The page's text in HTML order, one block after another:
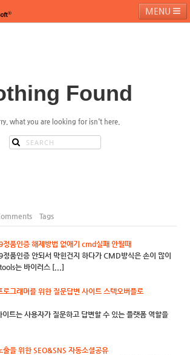
MENU
Found
what you are looking for isn't here.
Tags
정품인증 해제방법 없애기 cmd실패 안될때
정품인증 안되서 막힌건지 하다가 CMD방식은 손이 많이
는 바이러스 [...]
그래머를 위한 질문답변 사이트 스텍오버플로
트는 사용자가 질문하고 답변할 수 있는 플랫폼 역할을
출을 위한 SEO&SNS 자동소셜공유